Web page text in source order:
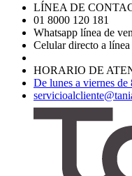
LÍNEA DE
01 8000 120 181
Whatsapp línea de
Celular directo a
HORARIO DE
De lunes a viernes de